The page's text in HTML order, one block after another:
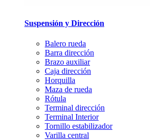
Suspensión y Dirección
Balero rueda
Barra dirección
Brazo auxiliar
Caja dirección
Horquilla
Maza de rueda
Rótula
Terminal dirección
Terminal Interior
Tornillo estabilizador
Varilla central